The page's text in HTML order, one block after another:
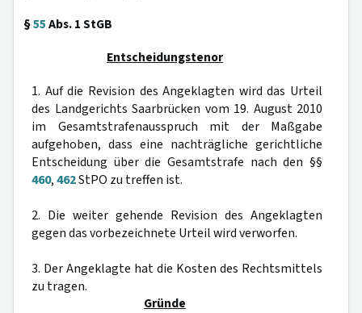
§55Abs. 1 StGB
Entscheidungstenor
1. Auf die Revision des Angeklagten wird das Urteil
des Landgerichts Saarbrücken vom 19. August 2010
im Gesamtstrafenausspruch mit der Maßgabe
aufgehoben, dass eine nachträgliche gerichtliche
Entscheidung über die Gesamtstrafe nach den §§
460,462StPO zu treffen ist.
2. Die weiter gehende Revision des Angeklagten
gegen das vorbezeichnete Urteil wird verworfen.
3. Der Angeklagte hat die Kosten des Rechtsmittels
zu tragen.
Gründe